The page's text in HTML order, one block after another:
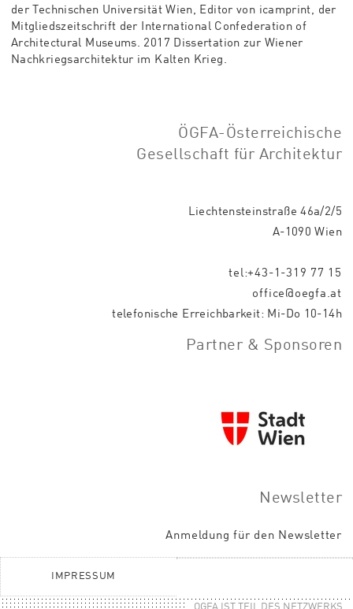
der Technischen Universität Wien, Editor von icamprint, der
Mitgliedszeitschrift der International Confederation of
Architectural Museums. 2017 Dissertation zur Wiener
Nachkriegsarchitektur im Kalten Krieg.
ÖGFA-Österreichische
Gesellschaft für Architektur
Liechtensteinstraße 46a/2/5
A-1090 Wien
tel:+43-1-319 77 15
office@oegfa.at
telefonische Erreichbarkeit: Mi-Do 10-14h
Partner & Sponsoren
Newsletter
Anmeldung für den Newsletter
IMPRESSUM